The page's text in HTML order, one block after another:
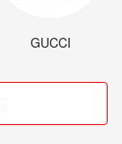
GUCCI